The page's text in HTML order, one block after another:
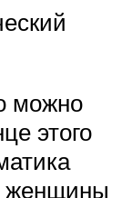
можно
этого
женщины